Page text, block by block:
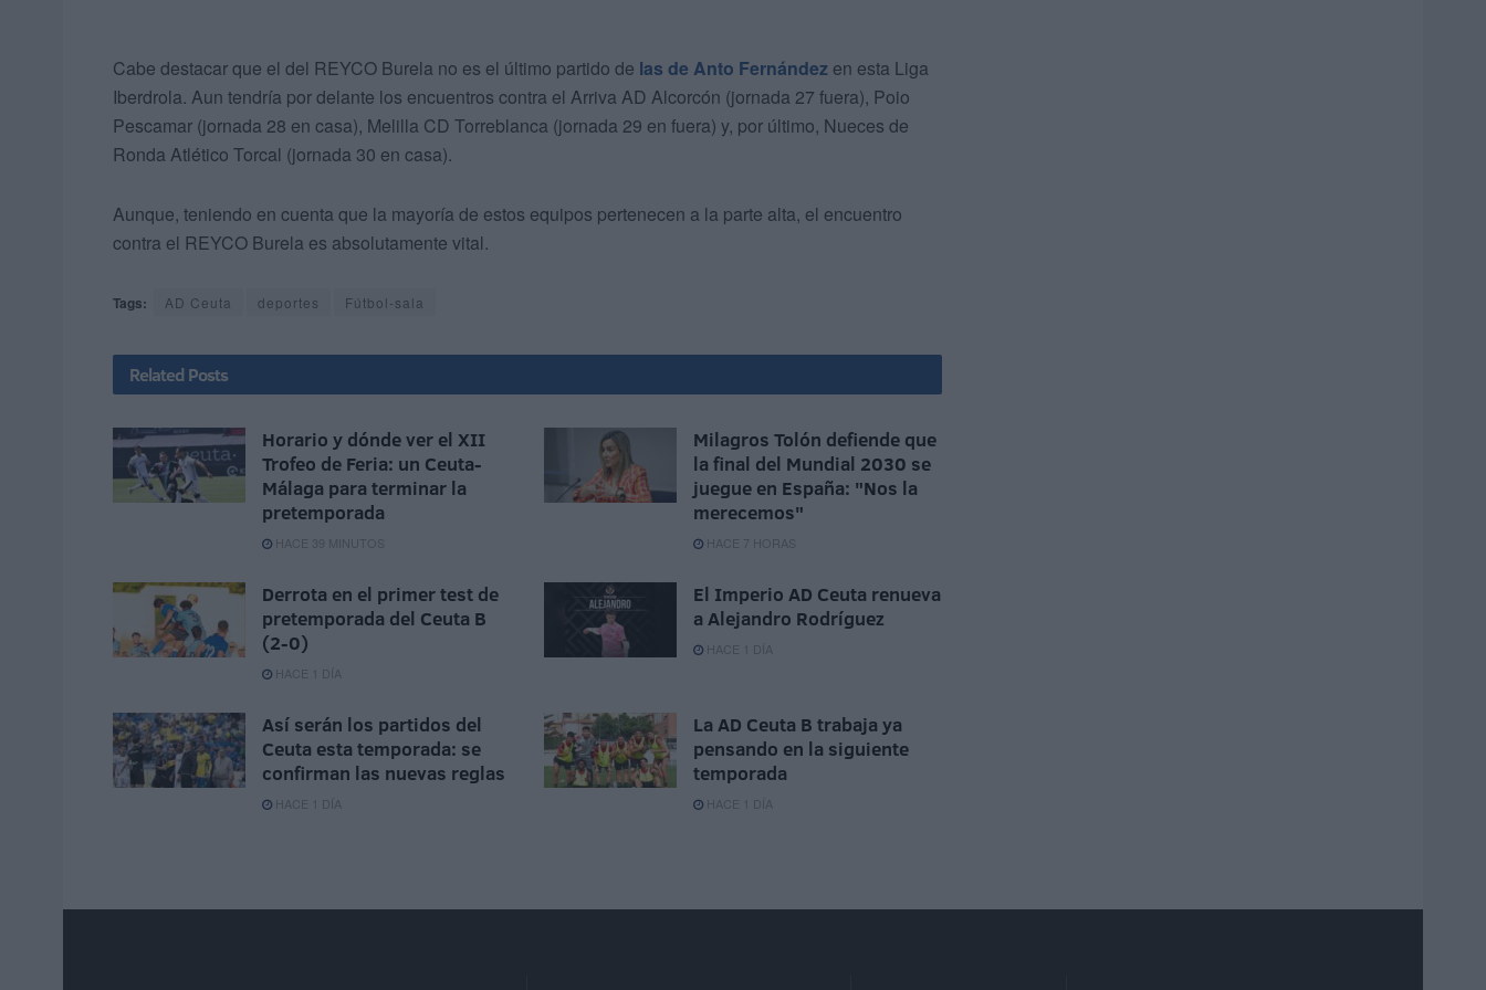
Cabe destacar que el del REYCO Burela no es el último partido de las de Anto Fernández en esta Liga
Iberdrola. Aun tendría por delante los encuentros contra el Arriva AD Alcorcón (jornada 27 fuera), Poio
Pescamar (jornada 28 en casa), Melilla CD Torreblanca (jornada 29 en fuera) y, por último, Nueces de
Ronda Atlético Torcal (jornada 30 en casa).
Aunque, teniendo en cuenta que la mayoría de estos equipos pertenecen a la parte alta, el encuentro
contra el REYCO Burela es absolutamente vital.
Tags: AD Ceuta deportes Fútbol-sala
Related Posts
Horario y dónde ver el XII
Trofeo de Feria: un Ceuta-
Málaga para terminar la
pretemporada
HACE 39 MINUTOS
Milagros Tolón defiende que
la final del Mundial 2030 se
juegue en España: "Nos la
merecemos"
HACE 7 HORAS
Derrota en el primer test de
pretemporada del Ceuta B
(2-0)
HACE 1 DÍA
El Imperio AD Ceuta renueva
a Alejandro Rodríguez
HACE 1 DÍA
Así serán los partidos del
Ceuta esta temporada: se
confirman las nuevas reglas
HACE 1 DÍA
La AD Ceuta B trabaja ya
pensando en la siguiente
temporada
HACE 1 DÍA